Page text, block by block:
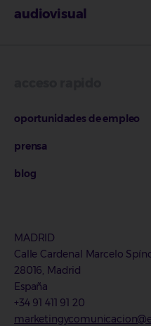
audiovisual
oportunidades de empleo
prensa
blog
MADRID
Calle Cardenal Marcelo
28016, Madrid
España
+34 91 411 91 20